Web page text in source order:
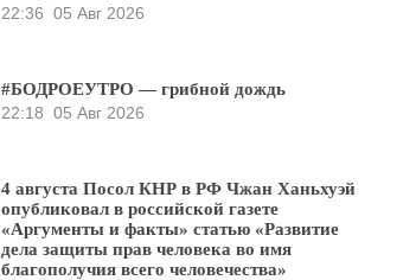
22:36 05 Авг 2026
#БОДРОЕУТРО — грибной дождь
22:18 05 Авг 2026
4 августа Посол КНР в РФ Чжан Ханьхуэй
опубликовал в российской газете
«Аргументы и факты» статью «Развитие
дела защиты прав человека во имя
благополучия всего человечества»